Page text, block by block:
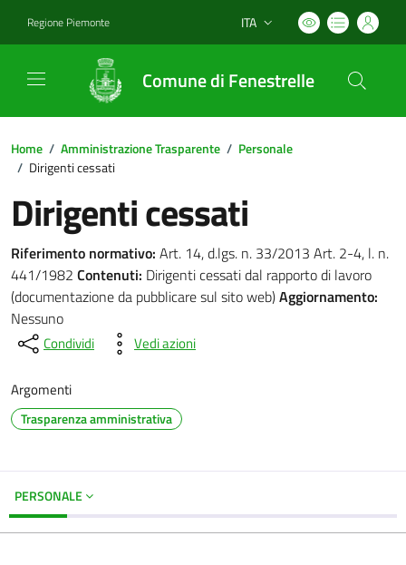
Regione Piemonte Lingua attiva:
ITA
Comune di Fenestrelle
Home / Amministrazione Trasparente / Personale
/ Dirigenti cessati
Dirigenti cessati
Riferimento normativo: Art. 14, d.lgs. n. 33/2013 Art. 2-4, l. n.
441/1982 Contenuti: Dirigenti cessati dal rapporto di lavoro
(documentazione da pubblicare sul sito web)Aggiornamento:
Nessuno
Condividi Vedi azioni
Argomenti
Trasparenza amministrativa
PERSONALE